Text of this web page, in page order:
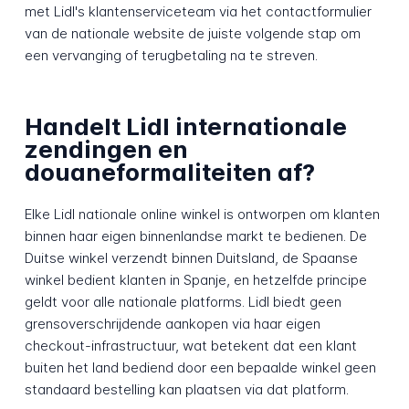
met Lidl's klantenserviceteam via het contactformulier
van de nationale website de juiste volgende stap om
een vervanging of terugbetaling na te streven.
Handelt Lidl internationale
zendingen en
douaneformaliteiten af?
Elke Lidl nationale online winkel is ontworpen om klanten
binnen haar eigen binnenlandse markt te bedienen. De
Duitse winkel verzendt binnen Duitsland, de Spaanse
winkel bedient klanten in Spanje, en hetzelfde principe
geldt voor alle nationale platforms. Lidl biedt geen
grensoverschrijdende aankopen via haar eigen
checkout-infrastructuur, wat betekent dat een klant
buiten het land bediend door een bepaalde winkel geen
standaard bestelling kan plaatsen via dat platform.